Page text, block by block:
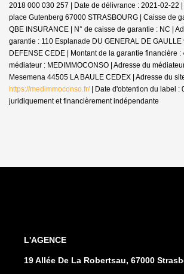
2018 000 030 257 | Date de délivrance : 2021-02-22
place Gutenberg 67000 STRASBOURG | Caisse de
QBE INSURANCE | N° de caisse de garantie : NC |
garantie : 110 Esplanade DU GENERAL DE GAULLE
DEFENSE CEDE | Montant de la garantie financière :
médiateur : MEDIMMOCONSO | Adresse du
Mesemena 44505 LA BAULE CEDEX | Adresse du
https://medimmoconso.fr/| Date d'obtention du label :
juridiquement et financièrement indépendante
L'AGENCE
19 Allée De La Robertsau, 67000